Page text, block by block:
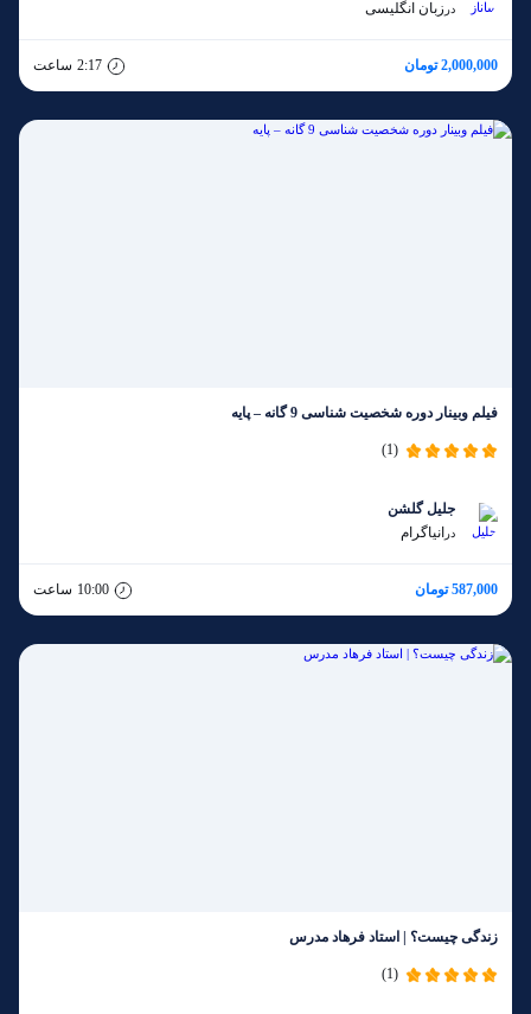
در زبان انگلیسی
2,000,000 تومان 2:17 ساعت
فیلم وبینار دوره شخصیت شناسی 9 گانه – پایه
(1)
جلیل گلشن
در انیاگرام
587,000 تومان 10:00 ساعت
زندگی چیست؟ | استاد فرهاد مدرس
(1)